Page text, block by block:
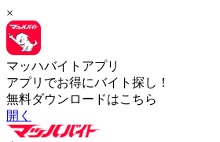
×
マッハバイトアプリ
アプリでお得にバイト探し！
無料ダウンロードはこちら
開く